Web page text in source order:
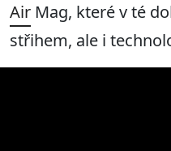
Air Mag, které v té
střihem, ale i